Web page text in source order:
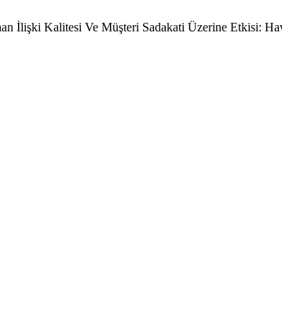
İlişki Kalitesi Ve Müşteri Sadakati Üzerine Etkisi: